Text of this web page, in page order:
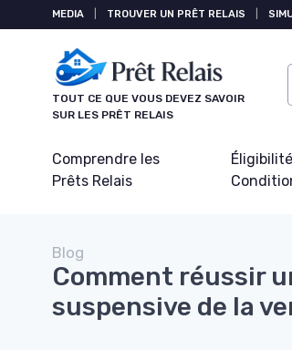
MEDIA TROUVER UN PRÊT RELAIS
TOUT CE QUE VOUS DEVEZ SAVOIR
SUR LES PRÊT RELAIS
Comprendre les
Prêts Relais
Blog
Comment réussir
suspensive de la
Panneau de gestion des cookies